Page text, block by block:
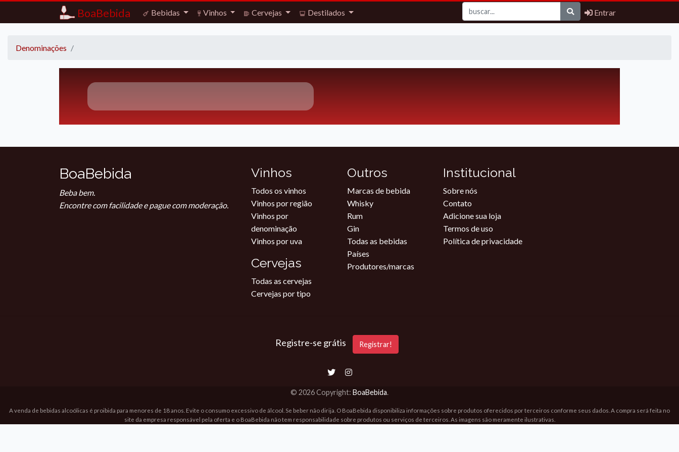
BoaBebida Bebidas Vinhos Cervejas Destilados Entrar
Denominações
BoaBebida
Beba bem.
Encontre com facilidade e pague com moderação.
Vinhos
Todos os vinhos
Vinhos por região
Vinhos por
denominação
Vinhos por uva
Cervejas
Todas as cervejas
Cervejas por tipo
Outros
Marcas de bebida
Whisky
Rum
Gin
Todas as bebidas
Países
Produtores/marcas
Institucional
Sobre nós
Contato
Adicione sua loja
Termos de uso
Política de privacidade
Registre-se grátis Registrar!
© 2026 Copyright: BoaBebida.
A venda de bebidas alcoólicas é proibida para menores de 18 anos. Evite o consumo excessivo de álcool. Se beber não dirija. O BoaBebida disponibiliza informações sobre produtos oferecidos por terceiros conforme seus dados. A compra será feita no
site da empresa responsável pela oferta e o BoaBebida não tem responsabilidade sobre produtos ou serviços de terceiros. As imagens são meramente ilustrativas.